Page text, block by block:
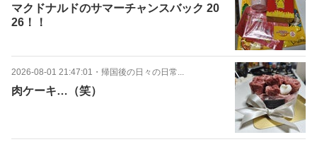
マクドナルドのサマーチャンスバック 20
26！！
2026-08-01 21:47:01 ・ 帰国後の日々の日常...
肉ケーキ…（笑）